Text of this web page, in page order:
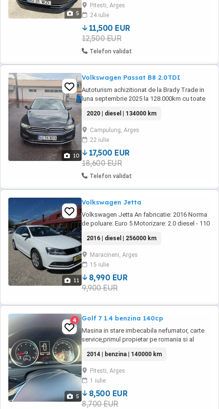
5
pentru familie, cât și pentru drumuri lungi. An
model: 2018 Motor: ...
Pitesti, Arges
24 iulie
11,500 EUR
12,500 EUR
Telefon validat
10
Volkswagen Passat B8 2.0TDI
Autoturism achizitionat de la Brady Trade in
luna septembrie 2025 la 128.000km cu toate
Volkswagen Passat B8 din anul 2020 Motor
2.0TDI, 140kW, 4x4 Cutie de viteze DSG 7
trepte Jante Aliaj 17inch cu anvelope mixte
2025 + anvelope vara 2024 Tapiterie mixta
piele+alcantara Incalzire ...
2020 | diesel | 134000 km
Campulung, Arges
22 iulie
17,500 EUR
18,600 EUR
Telefon validat
11
Volkswagen Jetta
Volkswagen Jetta An fabricatie: 2016 Norma
de poluare: Euro 5 Motorizare: 2.0 diesel - 110
climatronic * Aer conditionat automat *
Senzori de parcare fata spate * Senzori
presiune pneuri * Geamuri electrice fata spate
* Oglinzi electrice si incalzite * Computer ...
2016 | diesel | 256000 km
Maracineni, Arges
15 iulie
8,990 EUR
9,900 EUR
5
4 Golf 7 1.4 benzina 140cp
Masina in stare imbecabila nefumator, carte
service,primul propietar pe romania si al
2014 | benzina | 140000 km
Pitesti, Arges
1 iulie
8,500 EUR
8,700 EUR